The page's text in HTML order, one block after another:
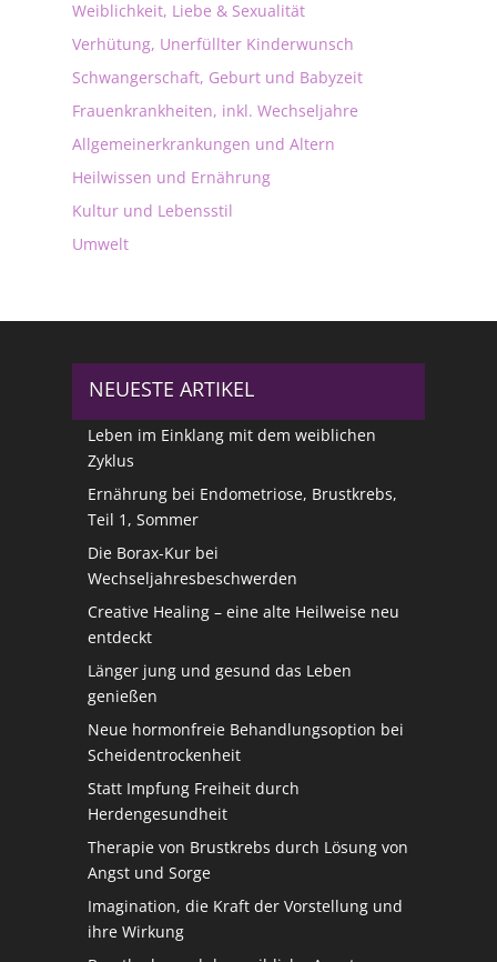
Weiblichkeit, Liebe & Sexualität
Verhütung, Unerfüllter Kinderwunsch
Schwangerschaft, Geburt und Babyzeit
Frauenkrankheiten, inkl. Wechseljahre
Allgemeinerkrankungen und Altern
Heilwissen und Ernährung
Kultur und Lebensstil
Umwelt
NEUESTE ARTIKEL
Leben im Einklang mit dem weiblichen
Zyklus
Ernährung bei Endometriose, Brustkrebs,
Teil 1, Sommer
Die Borax-Kur bei
Wechseljahresbeschwerden
Creative Healing – eine alte Heilweise neu
entdeckt
Länger jung und gesund das Leben
genießen
Neue hormonfreie Behandlungsoption bei
Scheidentrockenheit
Statt Impfung Freiheit durch
Herdengesundheit
Therapie von Brustkrebs durch Lösung von
Angst und Sorge
Imagination, die Kraft der Vorstellung und
ihre Wirkung